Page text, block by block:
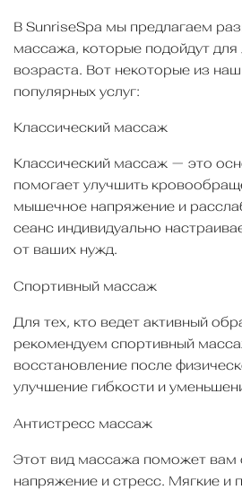
В SunriseSpa мы предлагаем
массажа, которые подойдут
возраста. Вот некоторые из
популярных услуг:
Классический массаж
Классический массаж — это
помогает улучшить
мышечное напряжение и
сеанс индивидуально
от ваших нужд.
Спортивный массаж
Для тех, кто ведет активный
рекомендуем спортивный
восстановление после
улучшение гибкости и
Антистресс массаж
Этот вид массажа поможет вам
напряжение и стресс. Мягкие и